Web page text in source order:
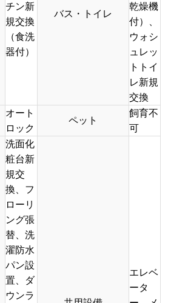
チン新
規交換
（食洗
器付）
バス・トイレ
乾燥機
付）、
ウォシ
ュレッ
トトイ
レ新規
交換
オート
ロック
ペット
飼育不
可
洗面化
粧台新
規交
換、フ
ローリ
ング張
替、洗
濯防水
パン設
置、ダ
ウンラ
エレベ
ータ